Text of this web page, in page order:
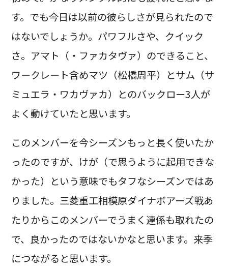
す。でも今日は以前の彼らしさが見られたので
はないでしょうか。パワフルさや、クイック
さ。アマト（・ファカタヴァ）のできること、
ワークレート含めマツ（松橋周平）とサム（サ
ミュエラ・ワカヴァカ）とのバックロー3人が
よく動けていたと思います。
このメンバーを今シーズンもっと長く使いたか
ったのですが、けが（で思うように起用できな
かった）という意味でもタフなシーズンではあ
りました。三菱重工相模原ダイナボアーズ戦あ
たりからこのメンバーでうまく連係も取れたの
で、良かったのではないかなと思います。来季
につながると思います。